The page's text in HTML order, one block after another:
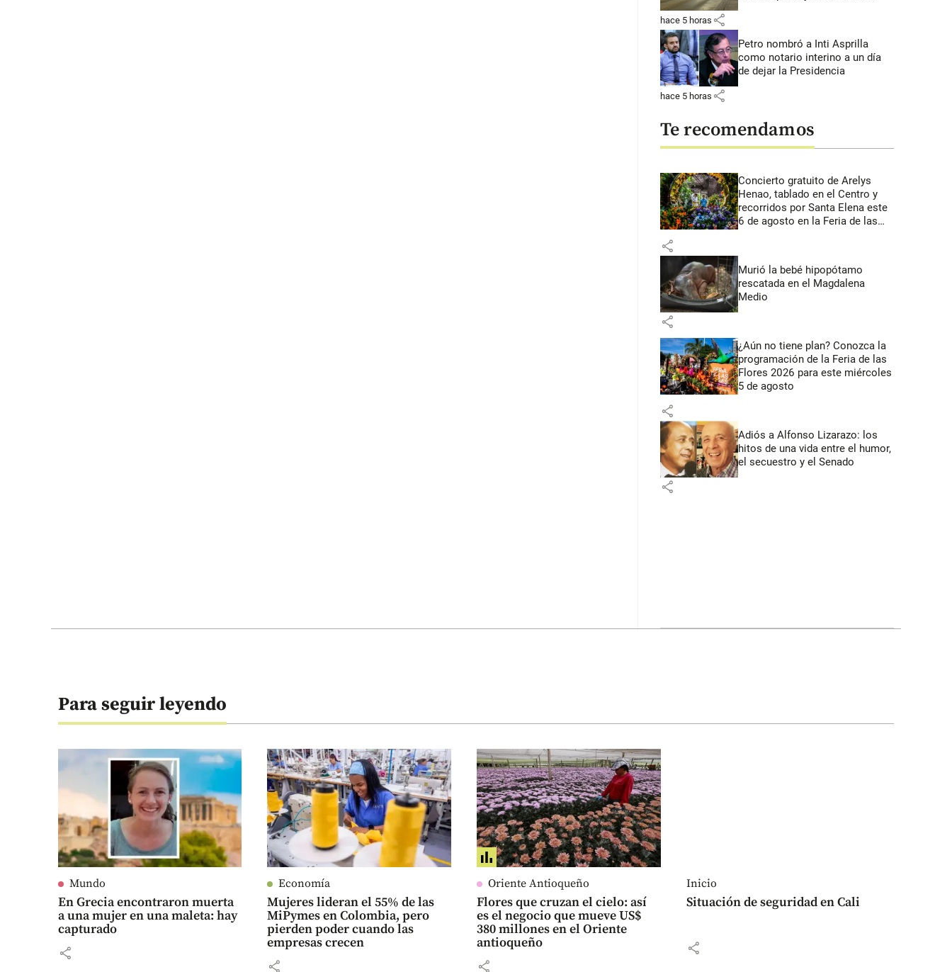
hace 5 horas share
Petro nombró a Inti Asprilla
como notario interino a un día
de dejar la Presidencia
hace 5 horas share
Te recomendamos
Concierto gratuito de Arelys
Henao, tablado en el Centro y
recorridos por Santa Elena este
6 de agosto en la Feria de las
share
Murió la bebé hipopótamo
rescatada en el Magdalena
Medio
share
¿Aún no tiene plan? Conozca la
programación de la Feria de las
Flores 2026 para este miércoles
5 de agosto
share
Adiós a Alfonso Lizarazo: los
hitos de una vida entre el humor,
el secuestro y el Senado
share
Para seguir leyendo
Mundo
En Grecia encontraron muerta
a una mujer en una maleta: hay
capturado
share
Economía
Mujeres lideran el 55% de las
MiPymes en Colombia, pero
pierden poder cuando las
empresas crecen
share
Oriente Antioqueño
Flores que cruzan el cielo: así
es el negocio que mueve US$
380 millones en el Oriente
antioqueño
share
Inicio
Situación de seguridad en Cali
share